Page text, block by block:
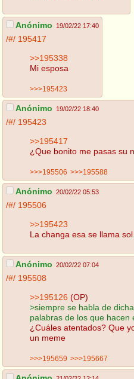
Anónimo 19/02/22 17:40
/#/ 195417
>>195338
Mi esposa
>>>195423
Anónimo 19/02/22 18:40
/#/ 195423
>>195417
¿Que bonito me pasas su
>>>195506 >>>195588
Anónimo 20/02/22 05:53
/#/ 195506
>>195423
La changa esa se llama
Anónimo 20/02/22 07:04
/#/ 195508
>>195126 (OP)
>siempre se habla de
palabras de los que
¿Cuáles atentados? Que
un meme
>>>195659 >>>195667